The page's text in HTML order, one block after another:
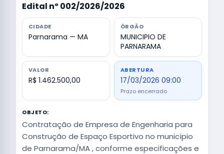
Edital nº 002/2026/2026
CIDADE
Parnarama — MA
ÓRGÃO
MUNICIPIO DE
PARNARAMA
VALOR
R$ 1.462.500,00
ABERTURA
17/03/2026 09:00
Prazo encerrado
OBJETO:
Contratação de Empresa de Engenharia para
Construção de Espaço Esportivo no município
de Parnarama/MA , conforme especificações e